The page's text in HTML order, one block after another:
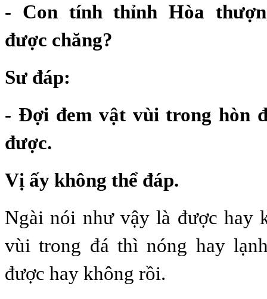
- Con tính thỉnh Hòa
được chăng?
Sư đáp:
- Đợi đem vật vùi trong hòn
được.
Vị ấy không thể đáp.
Ngài nói như vậy là được hay
vùi trong đá thì nóng hay
được hay không rồi.